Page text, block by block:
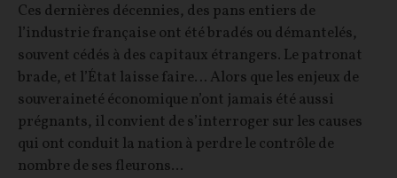
Ces dernières décennies, des pans entiers de
l’industrie française ont été bradés ou démantelés,
souvent cédés à des capitaux étrangers. Le patronat
brade, et l’État laisse faire… Alors que les enjeux de
souveraineté économique n’ont jamais été aussi
prégnants, il convient de s’interroger sur les causes
qui ont conduit la nation à perdre le contrôle de
nombre de ses fleurons...